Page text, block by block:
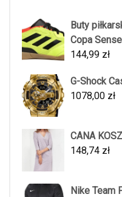
Buty
Copa
144,99 zł
G-Shock
1078,00 zł
CANA
148,74 zł
Nike Team